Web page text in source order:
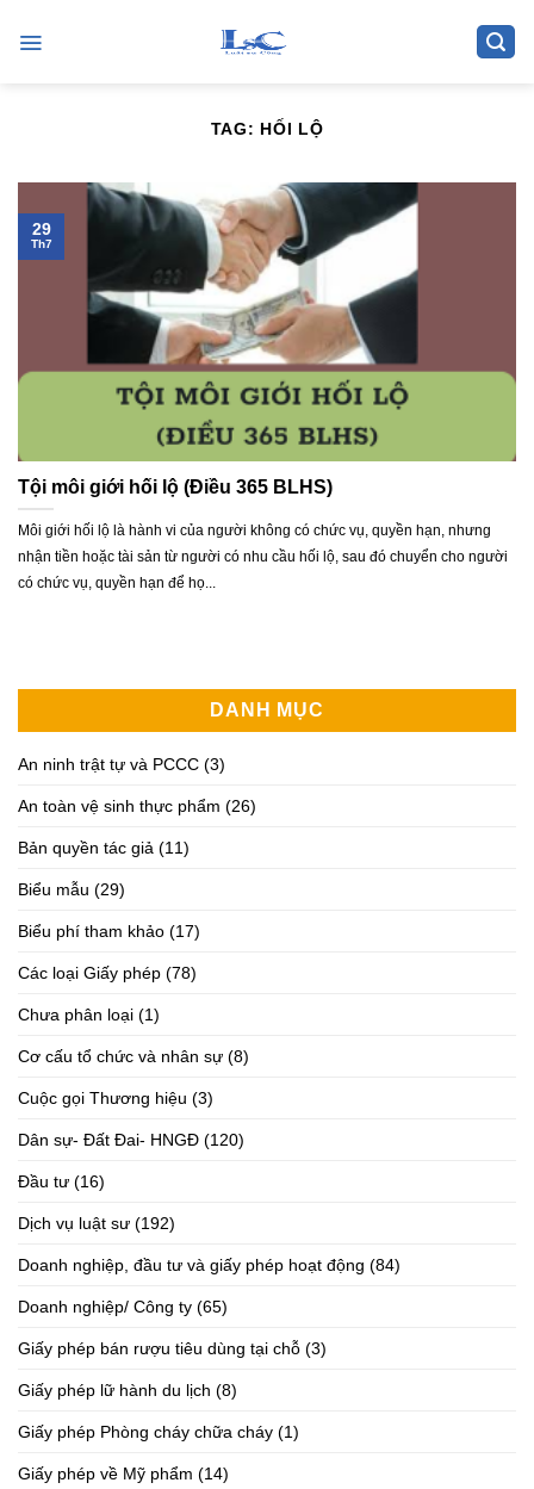
TAG: HỐI LỘ
Tội môi giới hối lộ (Điều 365 BLHS)
Môi giới hối lộ là hành vi của người không có chức vụ, quyền hạn, nhưng
nhận tiền hoặc tài sản từ người có nhu cầu hối lộ, sau đó chuyển cho người
có chức vụ, quyền hạn để họ...
29
Th7
DANH MỤC
An ninh trật tự và PCCC (3)
An toàn vệ sinh thực phẩm (26)
Bản quyền tác giả (11)
Biểu mẫu (29)
Biểu phí tham khảo (17)
Các loại Giấy phép (78)
Chưa phân loại (1)
Cơ cấu tổ chức và nhân sự (8)
Cuộc gọi Thương hiệu (3)
Dân sự- Đất Đai- HNGĐ (120)
Đầu tư (16)
Dịch vụ luật sư (192)
Doanh nghiệp, đầu tư và giấy phép hoạt động (84)
Doanh nghiệp/ Công ty (65)
Giấy phép bán rượu tiêu dùng tại chỗ (3)
Giấy phép lữ hành du lịch (8)
Giấy phép Phòng cháy chữa cháy (1)
Giấy phép về Mỹ phẩm (14)